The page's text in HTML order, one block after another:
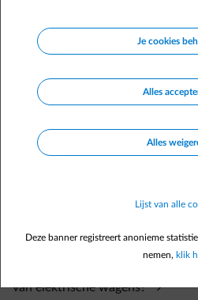
Veelgestelde vragen
Ik kan mijn wagen wel koppelen
dit concreet en wat kan ik doen
van elektrische wagens?
Je cookies
Alles
Alles
Lijst van alle
Deze banner registreert anonieme
nemen, klik